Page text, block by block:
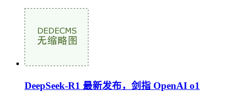
DeepSeek-R1 最新发布，剑指 OpenAI o1